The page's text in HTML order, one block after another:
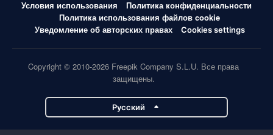
Условия использования
Политика конфиденциальности
Политика использования файлов cookie
Уведомление об авторских правах
Cookies settings
Copyright © 2010-2026 Freepik Company S.L.U. Все права
защищены.
Pусский